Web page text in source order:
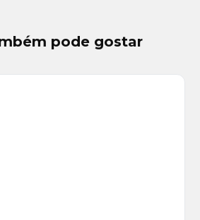
pode gostar